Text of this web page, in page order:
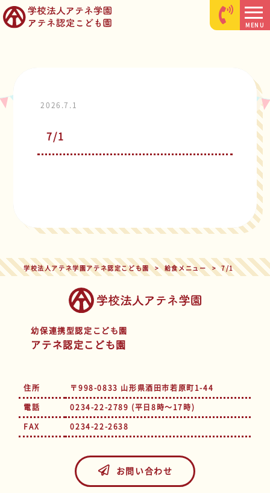
MENU
2026.7.1
7/1
学校法人アテネ学園アテネ認定こども園 > 給食メニュー > 7/1
幼保連携型認定こども園
アテネ認定こども園
住所
〒998-0833 山形県酒田市若原町1-44
電話
0234-22-2789 (平日8時～17時)
FAX
0234-22-2638
お問い合わせ